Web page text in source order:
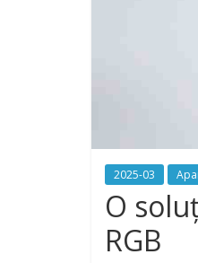
2025-03
O
RGB